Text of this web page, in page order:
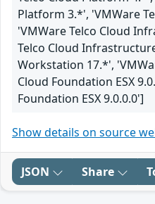
Platform 3.*', 'VMWare
'VMWare Telco Cloud
Telco Cloud
Workstation 17.*',
Cloud Foundation ESX
Foundation ESX 9.0.0.0']
Show details on source
JSON Share